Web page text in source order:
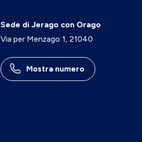
Sede di Jerago con Orago
Via per Menzago 1, 21040
Mostra numero